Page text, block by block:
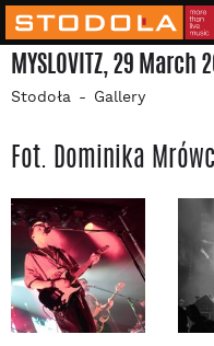
MYSLOVITZ, 29 March
Stodoła Gallery
Fot. Dominika